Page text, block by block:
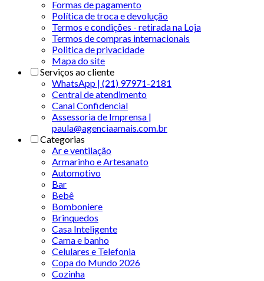
Formas de pagamento
Política de troca e devolução
Termos e condições - retirada na Loja
Termos de compras internacionais
Politica de privacidade
Mapa do site
Serviços ao cliente
WhatsApp | (21) 97971-2181
Central de atendimento
Canal Confidencial
Assessoria de Imprensa |
paula@agenciaamais.com.br
Categorias
Ar e ventilação
Armarinho e Artesanato
Automotivo
Bar
Bebê
Bomboniere
Brinquedos
Casa Inteligente
Cama e banho
Celulares e Telefonia
Copa do Mundo 2026
Cozinha